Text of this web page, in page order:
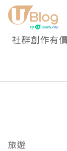
社群創作有
旅遊